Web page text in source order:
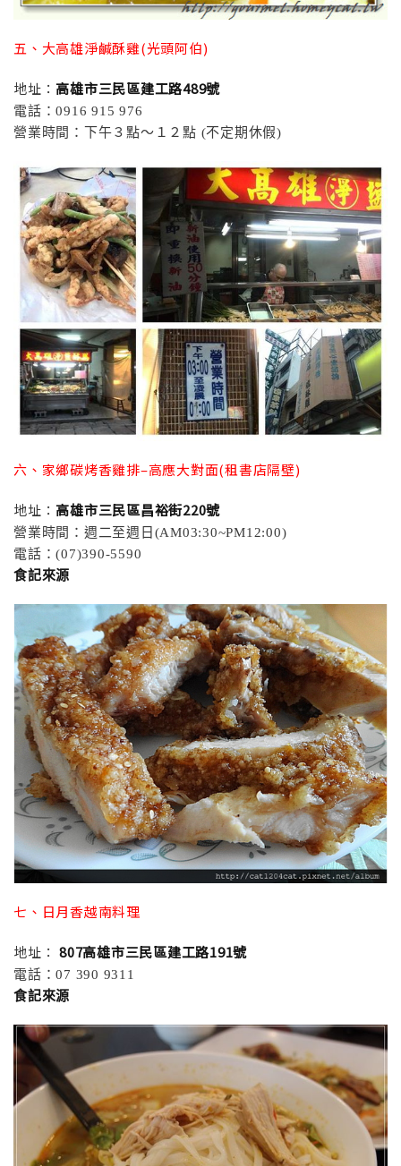
五、大高雄淨鹹酥雞(光頭阿伯)
地址：高雄市三民區建工路489號
電話：0916 915 976
營業時間：下午３點～１２點 (不定期休假)
六、家鄉碳烤香雞排–高應大對面(租書店隔壁)
地址：高雄市三民區昌裕街220號
營業時間：週二至週日(AM03:30~PM12:00)
電話：(07)390-5590
食記來源
七、日月香越南料理
地址： 807高雄市三民區建工路191號
電話：07 390 9311
食記來源